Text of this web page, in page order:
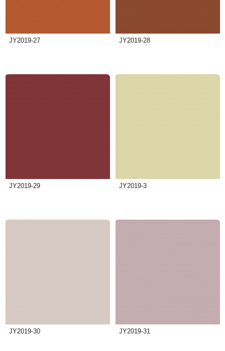
JY2019-27 JY2019-28
JY2019-29 JY2019-3
JY2019-30 JY2019-31